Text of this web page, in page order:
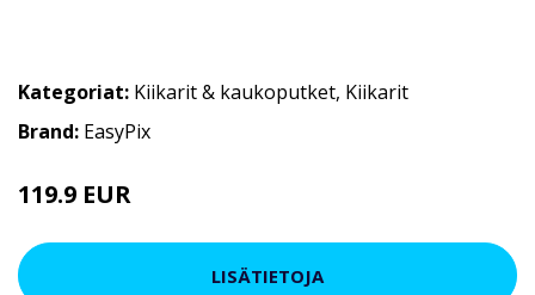
Kategoriat: Kiikarit & kaukoputket, Kiikarit
Brand: EasyPix
119.9 EUR
LISÄTIETOJA